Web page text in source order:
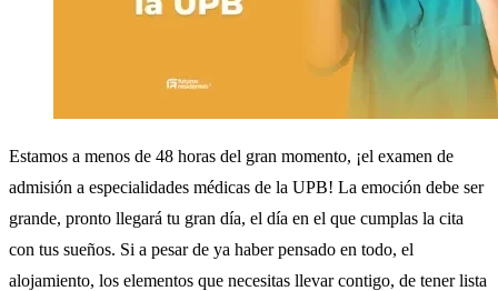
Estamos a menos de 48 horas del gran momento, ¡el examen de
admisión a especialidades médicas de la UPB! La emoción debe ser
grande, pronto llegará tu gran día, el día en el que cumplas la cita
con tus sueños. Si a pesar de ya haber pensado en todo, el
alojamiento, los elementos que necesitas llevar contigo, de tener lista